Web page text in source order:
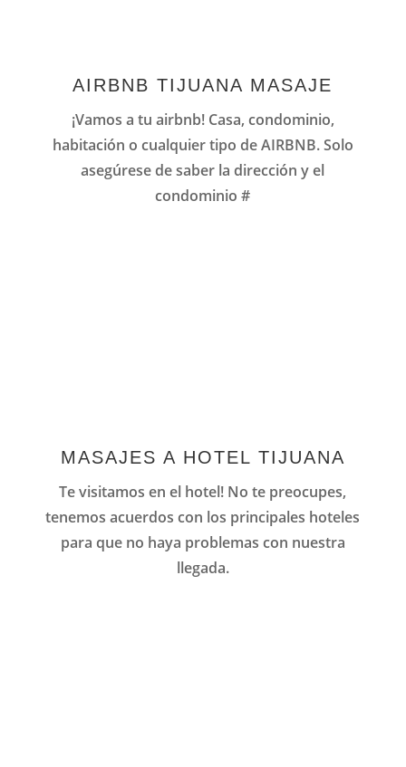
AIRBNB TIJUANA MASAJE
¡Vamos a tu airbnb! Casa, condominio,
habitación o cualquier tipo de AIRBNB. Solo
asegúrese de saber la dirección y el
condominio #
MASAJES A HOTEL TIJUANA
Te visitamos en el hotel! No te preocupes,
tenemos acuerdos con los principales hoteles
para que no haya problemas con nuestra
llegada.